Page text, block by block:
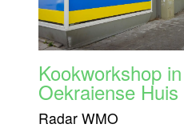
Kookworkshop in
Oekraiense Huis
Radar WMO